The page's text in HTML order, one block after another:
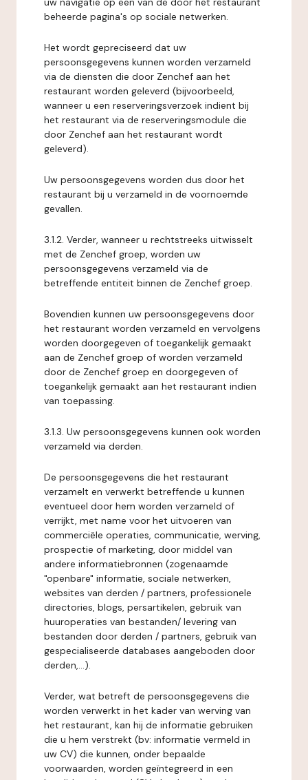
beheerde pagina's op sociale netwerken.
Het wordt gepreciseerd dat uw
persoonsgegevens kunnen worden verzameld
via de diensten die door Zenchef aan het
restaurant worden geleverd (bijvoorbeeld,
wanneer u een reserveringsverzoek indient bij
het restaurant via de reserveringsmodule die
door Zenchef aan het restaurant wordt
geleverd).
Uw persoonsgegevens worden dus door het
restaurant bij u verzameld in de voornoemde
gevallen.
3.1.2. Verder, wanneer u rechtstreeks uitwisselt
met de Zenchef groep, worden uw
persoonsgegevens verzameld via de
betreffende entiteit binnen de Zenchef groep.
Bovendien kunnen uw persoonsgegevens door
het restaurant worden verzameld en vervolgens
worden doorgegeven of toegankelijk gemaakt
aan de Zenchef groep of worden verzameld
door de Zenchef groep en doorgegeven of
toegankelijk gemaakt aan het restaurant indien
van toepassing.
3.1.3. Uw persoonsgegevens kunnen ook worden
verzameld via derden.
De persoonsgegevens die het restaurant
verzamelt en verwerkt betreffende u kunnen
eventueel door hem worden verzameld of
verrijkt, met name voor het uitvoeren van
commerciële operaties, communicatie, werving,
prospectie of marketing, door middel van
andere informatiebronnen (zogenaamde
"openbare" informatie, sociale netwerken,
websites van derden / partners, professionele
directories, blogs, persartikelen, gebruik van
huuroperaties van bestanden/ levering van
bestanden door derden / partners, gebruik van
gespecialiseerde databases aangeboden door
derden,...).
Verder, wat betreft de persoonsgegevens die
worden verwerkt in het kader van werving van
het restaurant, kan hij de informatie gebruiken
die u hem verstrekt (bv: informatie vermeld in
uw CV) die kunnen, onder bepaalde
voorwaarden, worden geïntegreerd in een